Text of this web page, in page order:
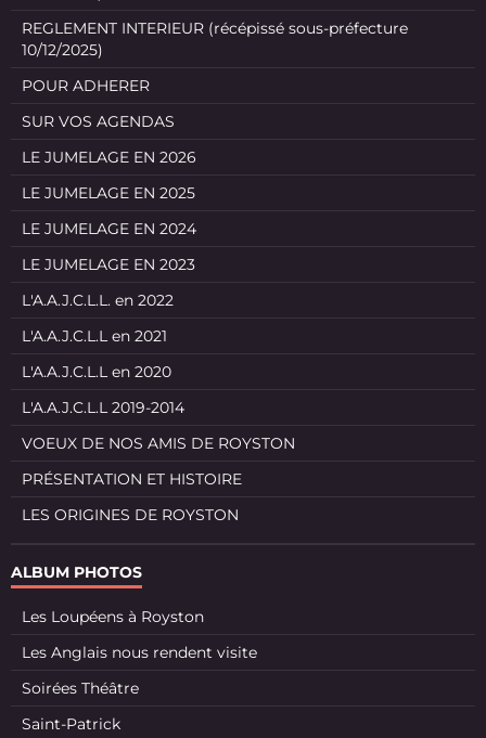
REGLEMENT INTERIEUR (récépissé sous-préfecture
10/12/2025)
POUR ADHERER
SUR VOS AGENDAS
LE JUMELAGE EN 2026
LE JUMELAGE EN 2025
LE JUMELAGE EN 2024
LE JUMELAGE EN 2023
L'A.A.J.C.L.L. en 2022
L'A.A.J.C.L.L en 2021
L'A.A.J.C.L.L en 2020
L'A.A.J.C.L.L 2019-2014
VOEUX DE NOS AMIS DE ROYSTON
PRÉSENTATION ET HISTOIRE
LES ORIGINES DE ROYSTON
ALBUM PHOTOS
Les Loupéens à Royston
Les Anglais nous rendent visite
Soirées Théâtre
Saint-Patrick